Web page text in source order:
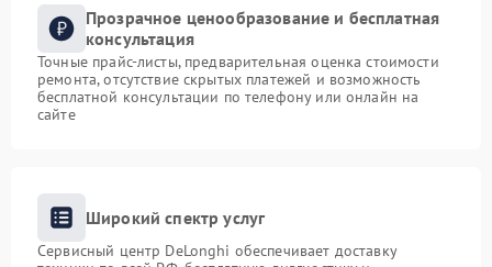
Прозрачное ценообразование и бесплатная
консультация
Точные прайс-листы, предварительная оценка стоимости
ремонта, отсутствие скрытых платежей и возможность
бесплатной консультации по телефону или онлайн на
сайте
Широкий спектр услуг
Сервисный центр DeLonghi обеспечивает доставку